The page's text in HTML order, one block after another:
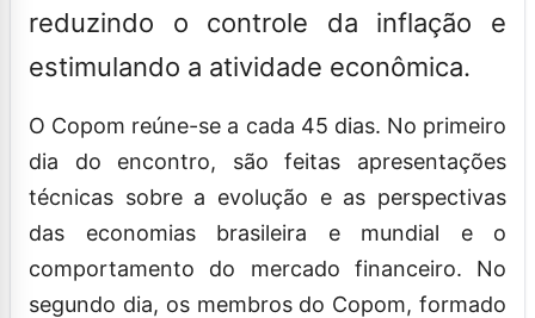
reduzindo o controle da inflação e
estimulando a atividade econômica.
O Copom reúne-se a cada 45 dias. No primeiro
dia do encontro, são feitas apresentações
técnicas sobre a evolução e as perspectivas
das economias brasileira e mundial e o
comportamento do mercado financeiro. No
segundo dia, os membros do Copom, formado